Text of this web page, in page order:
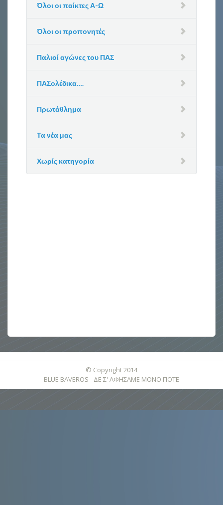
Όλοι οι παίκτες Α-Ω
Όλοι οι προπονητές
Παλιοί αγώνες του ΠΑΣ
ΠΑΣολέδικα….
Πρωτάθλημα
Τα νέα μας
Χωρίς κατηγορία
© Copyright 2014
BLUE BAVEROS - ΔΕ Σ' ΑΦΗΣΑΜΕ ΜΟΝΟ ΠΟΤΕ